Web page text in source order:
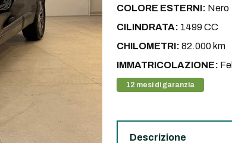
COLORE ESTERNI: Nero
CILINDRATA: 1499 CC
CHILOMETRI: 82.000 km
IMMATRICOLAZIONE:
12 mesi di garanzia
Descrizione